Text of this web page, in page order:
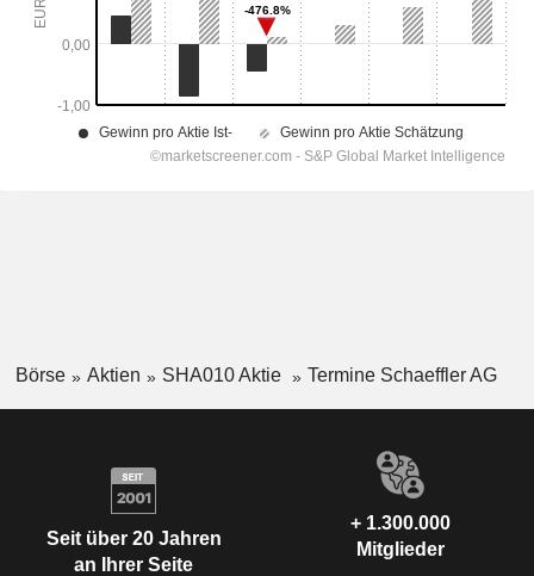
Börse Aktien SHA010 Aktie Termine Schaeffler AG
Seit über 20 Jahren
an Ihrer Seite
+ 1.300.000
Mitglieder